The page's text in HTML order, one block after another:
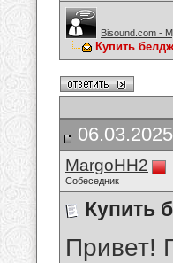
Bisound.com -
Купить
MargoHH2
Собеседник
Купить
Привет!